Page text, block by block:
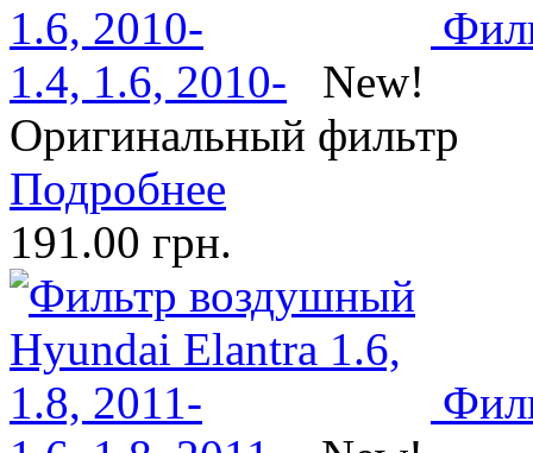
1.4, 1.6, 2010-
New!
Оригинальный фильтр
Подробнее
191.00 грн.